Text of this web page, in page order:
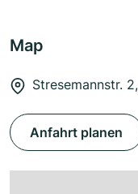
Map
Stresemannstr.
Anfahrt planen